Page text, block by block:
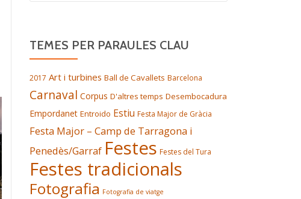
TEMES PER PARAULES CLAU
2017 Art i turbines Ball de Cavallets Barcelona
Carnaval Corpus D'altres temps Desembocadura
Empordanet Entroido Estiu Festa Major de Gràcia
Festa Major – Camp de Tarragona i
Penedès/Garraf Festes Festes del Tura
Festes tradicionals
Fotografia Fotografia de viatge